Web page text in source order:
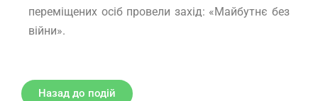
переміщених осіб провели захід: «Майбутнє без
війни».
Назад до подій